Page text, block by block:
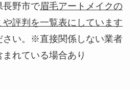
長野市で眉毛アートメイクの
評判を一覧表にしています
さい。※直接関係しない業者
れている場合あり